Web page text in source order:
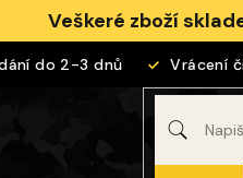
Veškeré zboží
do 2-3 dnů Vrácení či